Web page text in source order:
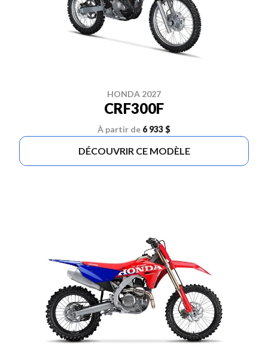
HONDA 2027
CRF300F
À partir de 6 933 $
DÉCOUVRIR CE MODÈLE